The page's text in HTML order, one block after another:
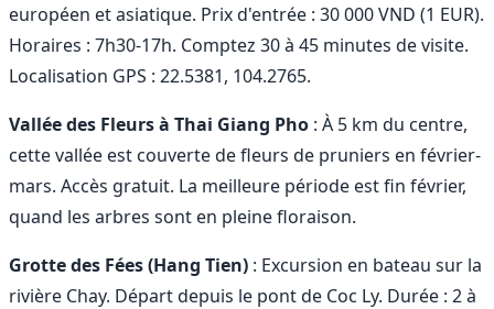
européen et asiatique. Prix d'entrée : 30 000 VND (1 EUR).
Horaires : 7h30-17h. Comptez 30 à 45 minutes de visite.
Localisation GPS : 22.5381, 104.2765.
Vallée des Fleurs à Thai Giang Pho : À 5 km du centre,
cette vallée est couverte de fleurs de pruniers en février-
mars. Accès gratuit. La meilleure période est fin février,
quand les arbres sont en pleine floraison.
Grotte des Fées (Hang Tien) : Excursion en bateau sur la
rivière Chay. Départ depuis le pont de Coc Ly. Durée : 2 à